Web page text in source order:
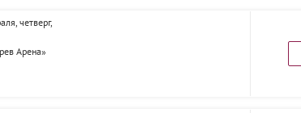
четверг,
Арена»